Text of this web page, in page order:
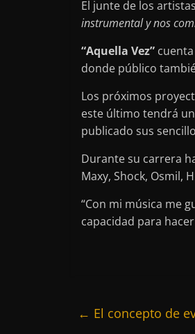
El junte de los
instrumental y nos
“Aquella Vez”
donde público
Los próximos
este último tendrá
publicado sus
Durante su carrera
Maxy, Shock, Osmil,
“Con mi música me
capacidad para
← El concepto de